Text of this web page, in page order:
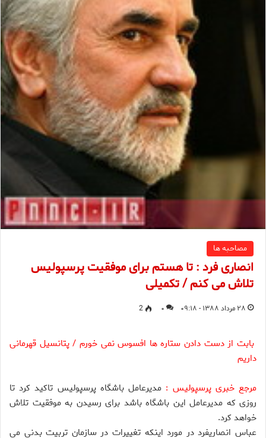
مصاحبه ها
انصاری فرد : تا هستم برای موفقیت پرسپولیس
تلاش می کنم / تکمیلی
۲۸ مرداد ۱۳۸۸ - ۰۹:۱۸ ۰ 2
بابت از دست دادن ستاره ها افسوس نمی خورم / پتانسیل قهرمانی
داریم
مرجع خبری پرسپولیس : مدیرعامل باشگاه پرسپولیس تاکید کرد تا
روزی که مدیرعامل این باشگاه باشد برای رسیدن به موفقیت تلاش
خواهد کرد.
عباس انصاریفرد در مورد اینکه تغییرات در سازمان تربیت بدنی می